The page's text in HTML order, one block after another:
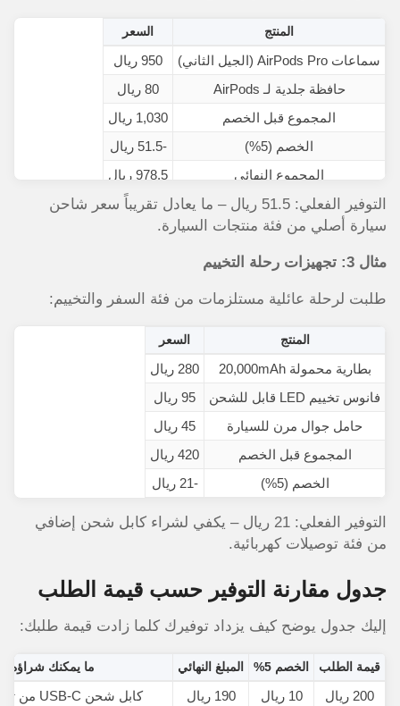
المنتج السعر
سماعات AirPods Pro (الجيل الثاني)
950 ريال
حافظة جلدية لـ AirPods
80 ريال
المجموع قبل الخصم
1,030 ريال
الخصم (5%)
-51.5 ريال
المجموع النهائي
978.5 ريال
التوفير الفعلي: 51.5 ريال – ما يعادل تقريباً سعر شاحن
سيارة أصلي من فئة منتجات السيارة.
مثال 3: تجهيزات رحلة التخييم
طلبت لرحلة عائلية مستلزمات من فئة السفر والتخييم:
المنتج السعر
بطارية محمولة 20,000mAh
280 ريال
فانوس تخييم LED قابل للشحن
95 ريال
حامل جوال مرن للسيارة
45 ريال
المجموع قبل الخصم
420 ريال
الخصم (5%)
-21 ريال
التوفير الفعلي: 21 ريال – يكفي لشراء كابل شحن إضافي
من فئة توصيلات كهربائية.
جدول مقارنة التوفير حسب قيمة الطلب
إليك جدول يوضح كيف يزداد توفيرك كلما زادت قيمة طلبك:
قيمة الطلب الخصم 5% المبلغ النهائي ما يمكنك شراؤه
200 ريال 10 ريال 190 ريال
كابل شحن USB-C من توصيلات كهربائية